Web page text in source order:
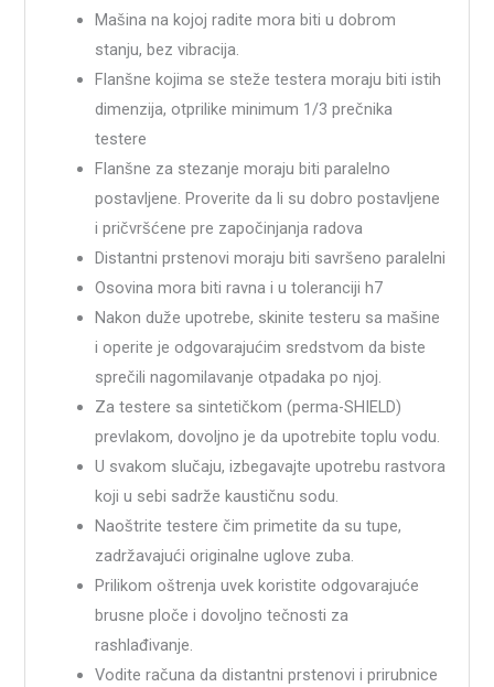
Mašina na kojoj radite mora biti u dobrom
stanju, bez vibracija.
Flanšne kojima se steže testera moraju biti istih
dimenzija, otprilike minimum 1/3 prečnika
testere
Flanšne za stezanje moraju biti paralelno
postavljene. Proverite da li su dobro postavljene
i pričvršćene pre započinjanja radova
Distantni prstenovi moraju biti savršeno paralelni
Osovina mora biti ravna i u toleranciji h7
Nakon duže upotrebe, skinite testeru sa mašine
i operite je odgovarajućim sredstvom da biste
sprečili nagomilavanje otpadaka po njoj.
Za testere sa sintetičkom (perma-SHIELD)
prevlakom, dovoljno je da upotrebite toplu vodu.
U svakom slučaju, izbegavajte upotrebu rastvora
koji u sebi sadrže kaustičnu sodu.
Naoštrite testere čim primetite da su tupe,
zadržavajući originalne uglove zuba.
Prilikom oštrenja uvek koristite odgovarajuće
brusne ploče i dovoljno tečnosti za
rashlađivanje.
Vodite računa da distantni prstenovi i prirubnice